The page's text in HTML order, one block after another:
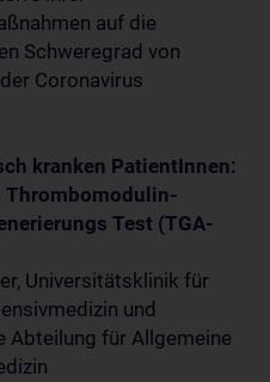
auf die
Schweregrad von
Coronavirus
kranken PatientInnen:
Thrombomodulin-
Test (TGA-
Universitätsklinik für
und
Abteilung für Allgemeine